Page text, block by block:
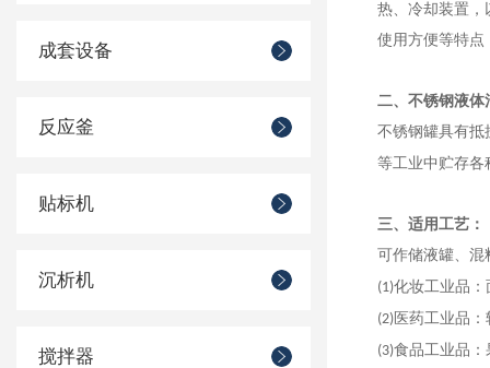
成套设备
反应釜
贴标机
沉析机
搅拌器
热、冷却装置，
使用方便等特点
二、不锈钢液体
不锈钢罐具有抵
等工业中贮存各
三、适用工艺：
可作储液罐、混
(1)化妆工业品：
(2)医药工业品：
(3)食品工业品：